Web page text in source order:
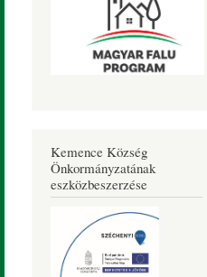
Kemence Község
Önkormányzatának
eszközbeszerzése